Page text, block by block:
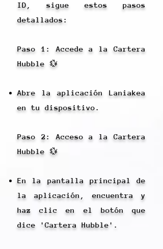
ID, sigue estos pasos
detallados:
Paso 1: Accede a la Cartera
Hubble 💱
Abre la aplicación Laniakea
en tu dispositivo.
Paso 2: Acceso a la Cartera
Hubble 💱
En la pantalla principal de
la aplicación, encuentra y
haz clic en el botón que
dice 'Cartera Hubble'.